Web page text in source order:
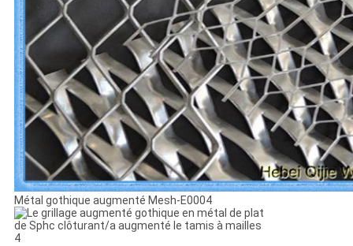
Métal gothique augmenté Mesh-E0004